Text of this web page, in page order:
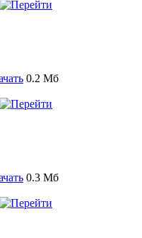
0.2 Мб
0.3 Мб